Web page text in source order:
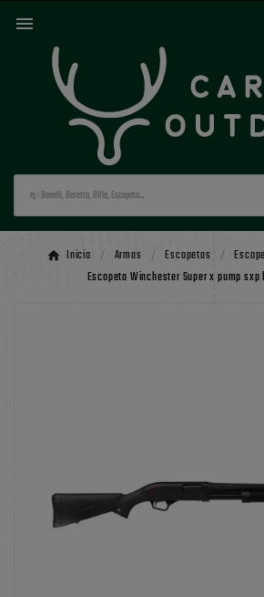

Inicio Armas Escopetas
Escopeta Winchester Super x pump